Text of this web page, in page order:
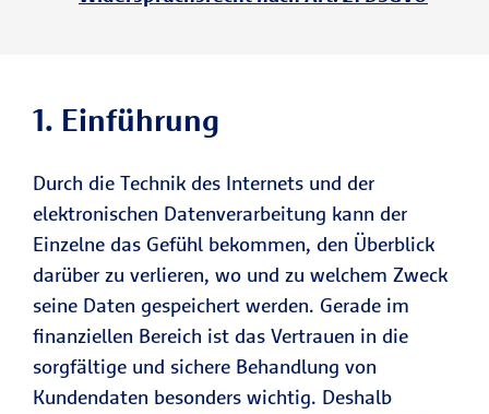
1. Einführung
Durch die Technik des Internets und der
elektronischen Datenverarbeitung kann der
Einzelne das Gefühl bekommen, den Überblick
darüber zu verlieren, wo und zu welchem Zweck
seine Daten gespeichert werden. Gerade im
finanziellen Bereich ist das Vertrauen in die
sorgfältige und sichere Behandlung von
Kundendaten besonders wichtig. Deshalb